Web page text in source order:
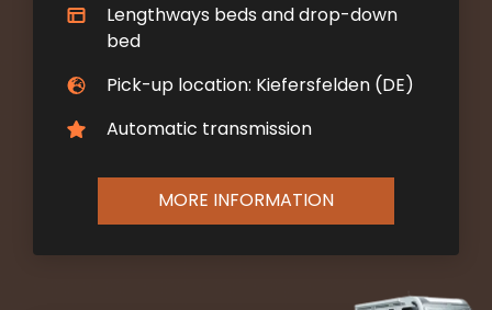
Lengthways beds and drop-down
bed
Pick-up location: Kiefersfelden (DE)
Automatic transmission
MORE INFORMATION